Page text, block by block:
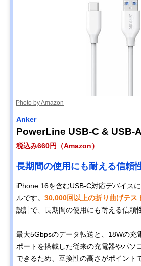
Photo by Amazon
Anker
PowerLine USB-C & USB-
税込み660円（Amazon）
長期間の使用にも耐える信頼
iPhone 16を含むUSB-C対応デバイス
ルです。 30,000回以上の折り曲げテス
設計で、長期間の使用にも耐える信頼
最大5Gbpsのデータ転送と、18Wの充
ポートを搭載した従来の充電器やパソ
できるため、互換性の高さがポイント